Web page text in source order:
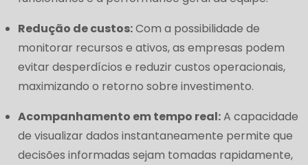
Redução de custos:Com a possibilidade de
monitorar recursos e ativos, as empresas podem
evitar desperdícios e reduzir custos operacionais,
maximizando o retorno sobre investimento.
Acompanhamento em tempo real:A capacidade
de visualizar dados instantaneamente permite que
decisões informadas sejam tomadas rapidamente,